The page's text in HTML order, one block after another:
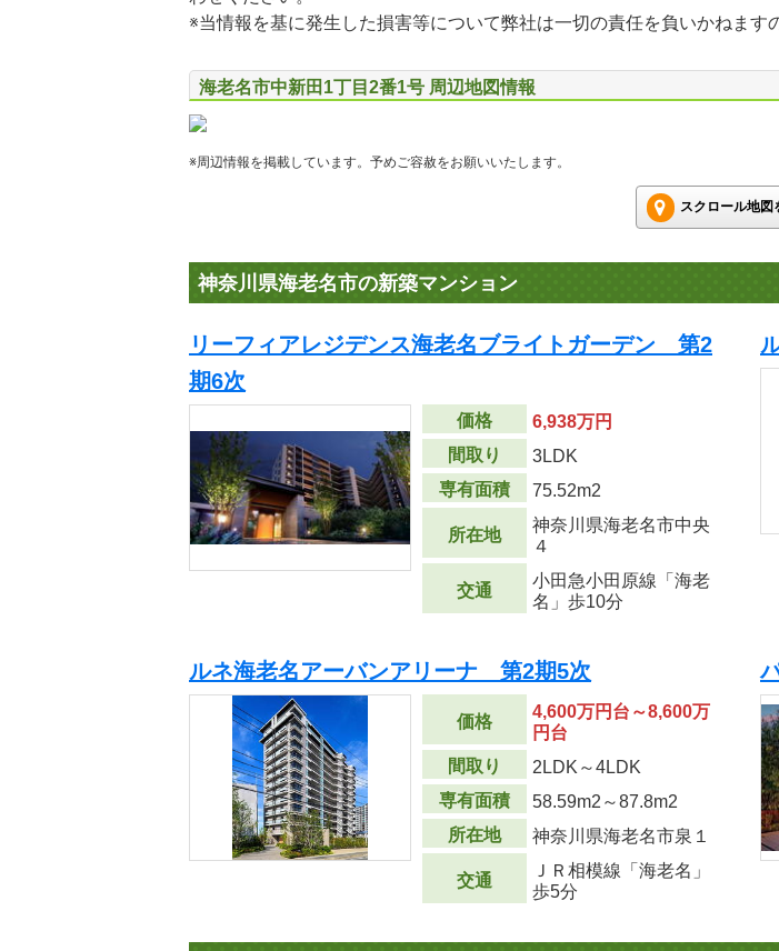
※当情報を基に発生した損害等について弊社は一切の責任を負いかねます
海老名市中新田1丁目2番1号 周辺地図情報
※周辺情報を掲載しています。予めご容赦をお願いいたします。
スクロール地図
神奈川県海老名市の新築マンション
リーフィアレジデンス海老名ブライトガーデン 第2
期6次
価格
6,938万円
間取り
3LDK
専有面積
75.52m2
所在地
神奈川県海老名市中央
４
交通
小田急小田原線「海老
名」歩10分
ルネ海老名アーバンアリーナ 第2期5次
価格
4,600万円台～8,600万
円台
間取り
2LDK～4LDK
専有面積
58.59m2 ～87.8m2
所在地
神奈川県海老名市泉１
交通
ＪＲ相模線「海老名」
歩5分